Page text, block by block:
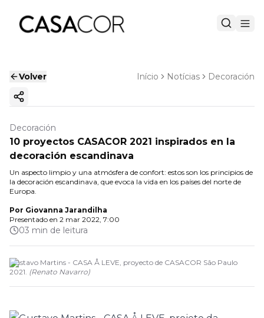
Volver Início Notícias Decoración
Copiar enlace
Decoración
10 proyectos CASACOR 2021 inspirados en la
decoración escandinava
Un aspecto limpio y una atmósfera de confort: estos son los principios de
la decoración escandinava, que evoca la vida en los países del norte de
Europa.
Por Giovanna Jarandilha
Presentado en 2 mar 2022, 7:00
03 min de leitura
Gustavo Martins - CASA Å LEVE, proyecto de CASACOR São Paulo
2021. (Renato Navarro)